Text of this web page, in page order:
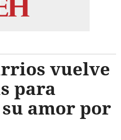
vuelve
para
amor por